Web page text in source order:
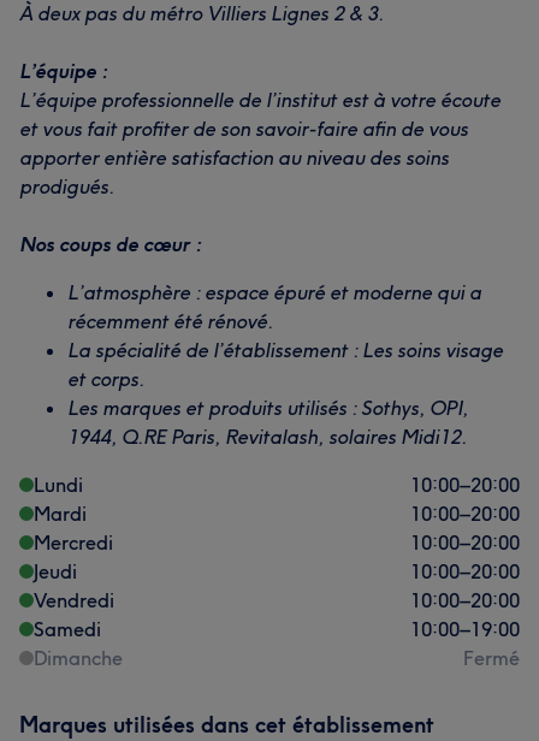
À deux pas du métro Villiers Lignes 2 & 3.
L’équipe :
L’équipe professionnelle de l’institut est à votre écoute
et vous fait profiter de son savoir-faire afin de vous
apporter entière satisfaction au niveau des soins
prodigués.
Nos coups de cœur :
L’atmosphère : espace épuré et moderne qui a
récemment été rénové.
La spécialité de l’établissement : Les soins visage
et corps.
Les marques et produits utilisés : Sothys, OPI,
1944, Q.RE Paris, Revitalash, solaires Midi12.
Lundi
10:00–20:00
Mardi
10:00–20:00
Mercredi
10:00–20:00
Jeudi
10:00–20:00
Vendredi
10:00–20:00
Samedi
10:00–19:00
Dimanche
Fermé
Marques utilisées dans cet établissement